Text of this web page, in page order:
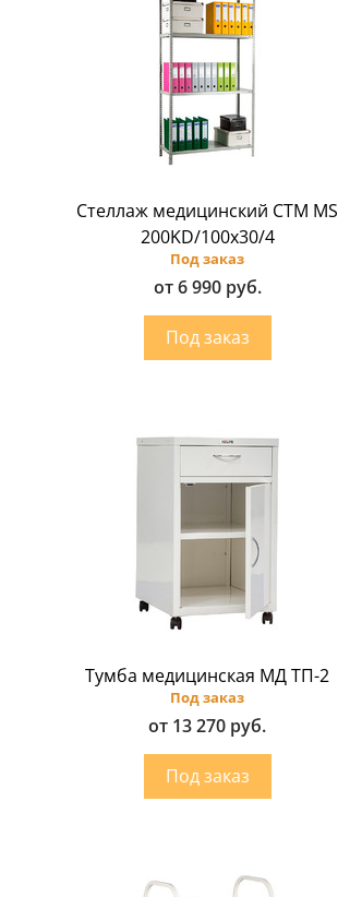
Стеллаж медицинский CTM MS
200KD/100х30/4
Под заказ
от 6 990 руб.
Тумба медицинская МД ТП-2
Под заказ
от 13 270 руб.